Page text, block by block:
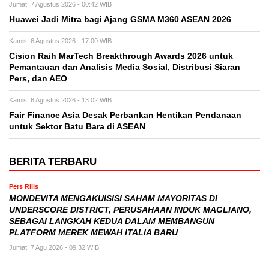
Jumat, 7 Agustus 2026 - 00:42 WIB
Huawei Jadi Mitra bagi Ajang GSMA M360 ASEAN 2026
Kamis, 6 Agustus 2026 - 17:00 WIB
Cision Raih MarTech Breakthrough Awards 2026 untuk
Pemantauan dan Analisis Media Sosial, Distribusi Siaran
Pers, dan AEO
Kamis, 6 Agustus 2026 - 13:02 WIB
Fair Finance Asia Desak Perbankan Hentikan Pendanaan
untuk Sektor Batu Bara di ASEAN
BERITA TERBARU
Pers Rilis
MONDEVITA MENGAKUISISI SAHAM MAYORITAS DI
UNDERSCORE DISTRICT, PERUSAHAAN INDUK MAGLIANO,
SEBAGAI LANGKAH KEDUA DALAM MEMBANGUN
PLATFORM MEREK MEWAH ITALIA BARU
Jumat, 7 Agu 2026 - 09:32 WIB